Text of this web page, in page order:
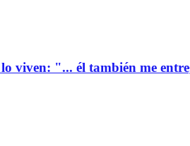
viven: "... él también me